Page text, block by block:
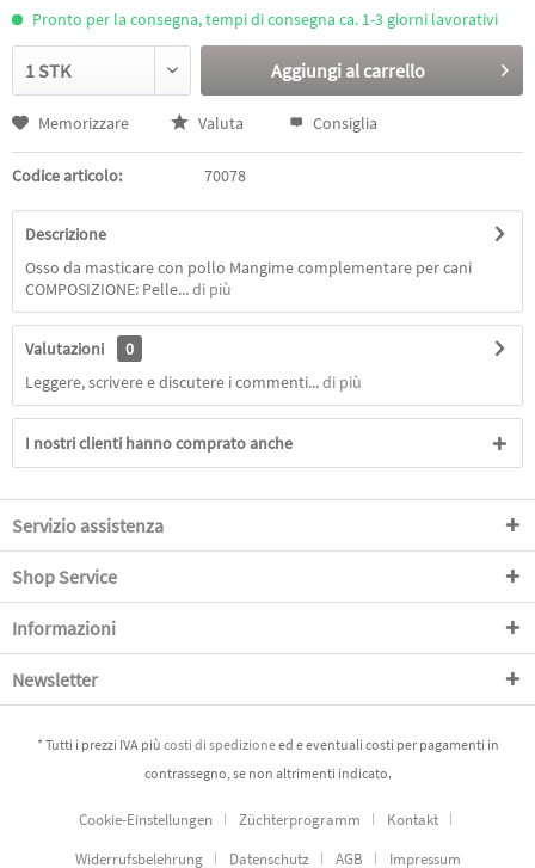
Pronto per la consegna, tempi di consegna ca. 1-3 giorni lavorativi
Aggiungi alcarrello
Memorizzare Valuta Consiglia
Codice articolo: 70078
Descrizione
Osso da masticare con pollo Mangime complementare per cani
COMPOSIZIONE: Pelle...di più
Valutazioni
0
Leggere, scrivere e discutere i commenti...di più
I nostri clienti hanno comprato anche
Servizio assistenza
Shop Service
Informazioni
Newsletter
* Tutti i prezzi IVA più costi di spedizioneed e eventuali costi per pagamenti in
contrassegno, se non altrimenti indicato.
Cookie-Einstellungen Züchterprogramm
Kontakt
Widerrufsbelehrung
Datenschutz AGB Impressum